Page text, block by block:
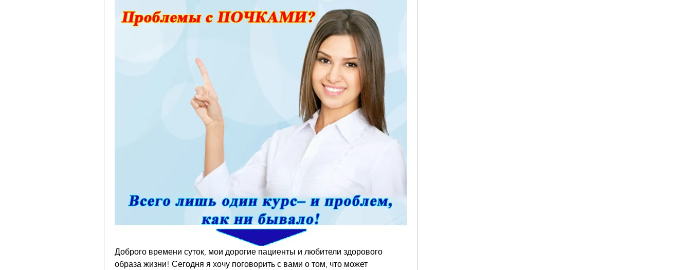
Доброго времени суток, мои дорогие пациенты и любители здорового
образа жизни! Сегодня я хочу поговорить с вами о том, что может